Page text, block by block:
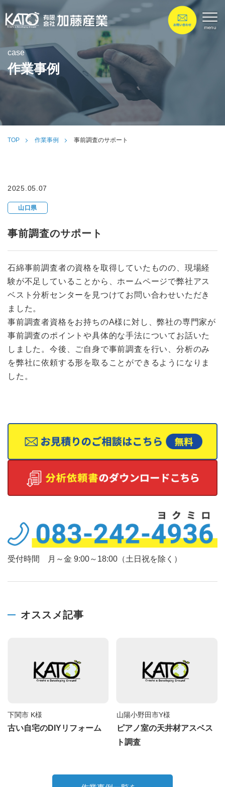
case
作業事例
TOP 作業事例 事前調査のサポート
2025.05.07
山口県
事前調査のサポート
石綿事前調査者の資格を取得していたものの、現場経
験が不足していることから、ホームページで弊社アス
ベスト分析センターを見つけてお問い合わせいただき
ました。
事前調査者資格をお持ちのA様に対し、弊社の専門家が
事前調査のポイントや具体的な手法についてお話いた
しました。今後、ご自身で事前調査を行い、分析のみ
を弊社に依頼する形を取ることができるようになりま
した。
受付時間 月～金 9:00～18:00（土日祝を除く）
オススメ記事
下関市 K様
古い自宅のDIYリフォーム
山陽小野田市Y様
ピアノ室の天井材アスベス
ト調査